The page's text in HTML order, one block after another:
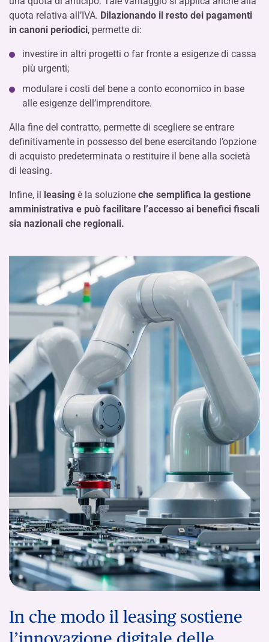
quota relativa all’IVA. Dilazionando il resto dei pagamenti
in canoni periodici, permette di:
investire in altri progetti o far fronte a esigenze di cassa
più urgenti;
modulare i costi del bene a conto economico in base
alle esigenze dell’imprenditore.
Alla fine del contratto, permette di scegliere se entrare
definitivamente in possesso del bene esercitando l’opzione
di acquisto predeterminata o restituire il bene alla società
di leasing.
Infine, il leasing è la soluzione che semplifica la gestione
amministrativa e può facilitare l’accesso ai benefici fiscali
sia nazionali che regionali.
In che modo il leasing sostiene